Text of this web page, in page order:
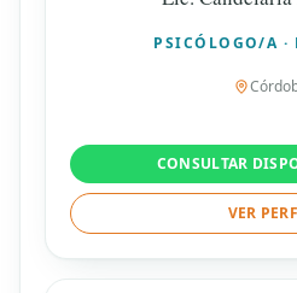
PSICÓLOGO/A ·
CONSULTAR
VER